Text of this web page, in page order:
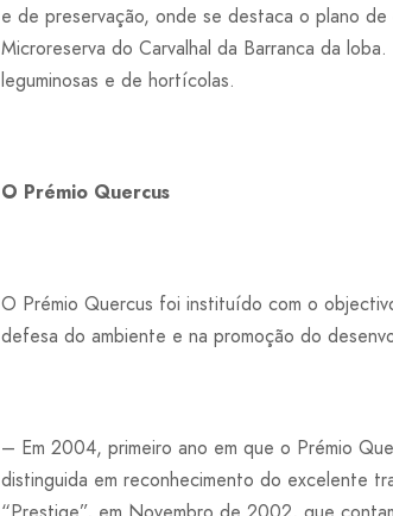
e de preservação, onde se destaca o plano
Microreserva do Carvalhal da Barranca da
leguminosas e de hortícolas.
O Prémio Quercus
O Prémio Quercus foi instituído com o
defesa do ambiente e na promoção do
– Em 2004, primeiro ano em que o Prémio
distinguida em reconhecimento do excelente